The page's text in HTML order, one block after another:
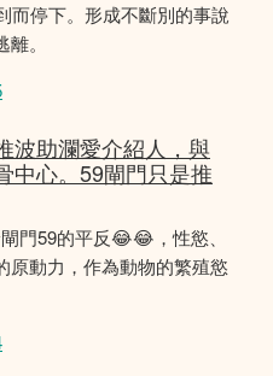
而停下。形成不斷別的事說
。
波助瀾愛介紹人，與
中心。59閘門只是推
門59的平反😂😂，性慾、
原動力，作為動物的繁殖慾